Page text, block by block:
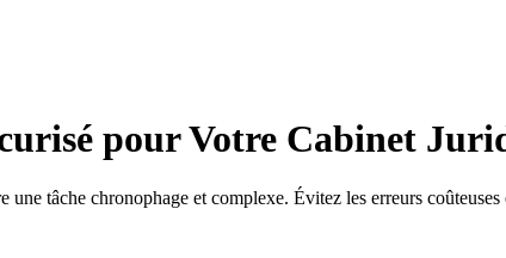
pour Votre Cabinet
tâche chronophage et complexe. Évitez les erreurs